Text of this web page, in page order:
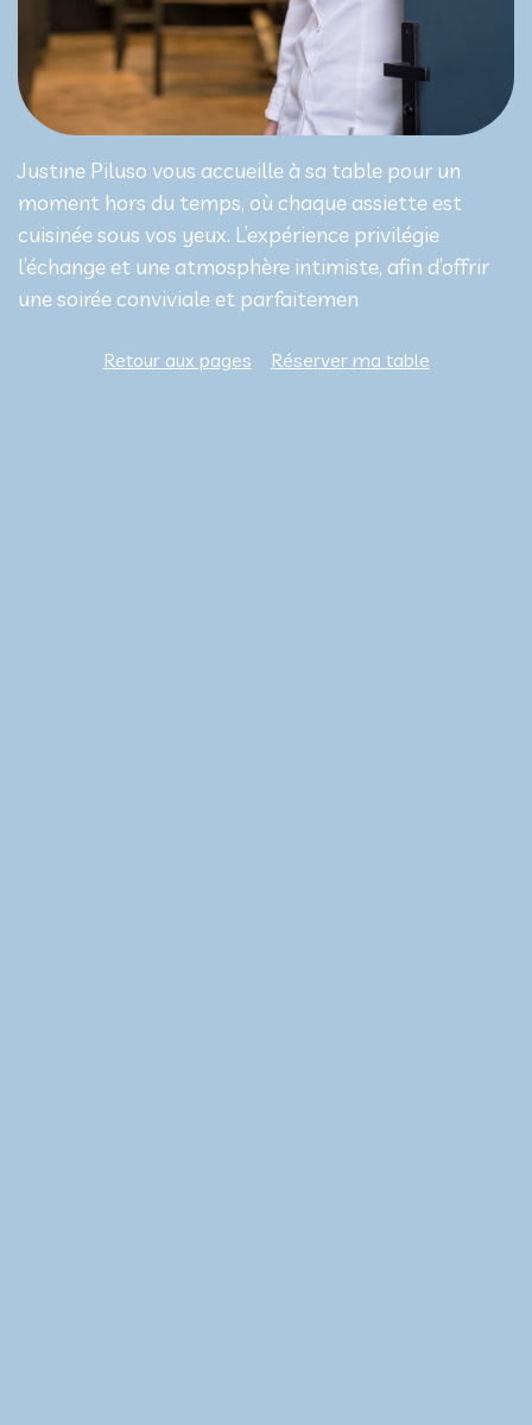
Justine Piluso vous accueille à sa table pour un
moment hors du temps, où chaque assiette est
cuisinée sous vos yeux. L’expérience privilégie
l’échange et une atmosphère intimiste, afin d’offrir
une soirée conviviale et parfaitemen
Retour aux pages Réserver ma table